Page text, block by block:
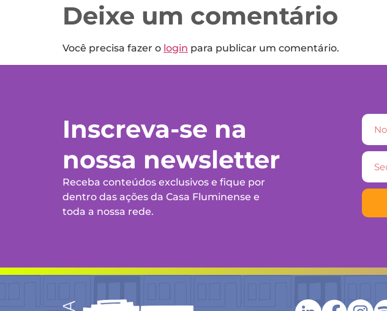
Deixe um comentário
Você precisa fazer o login para publicar um comentário.
Inscreva-se na
nossa newsletter
Receba conteúdos exclusivos e fique por
dentro das ações da Casa Fluminense e
toda a nossa rede.